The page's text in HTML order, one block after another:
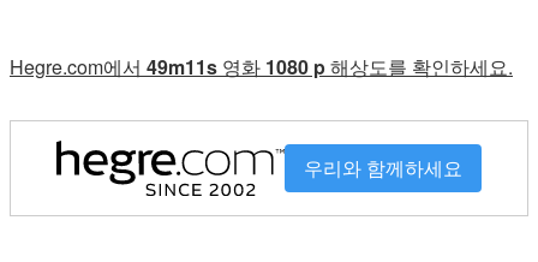
Hegre.com에서 49m11s 영화 1080 p해상도를 확인하세요.
우리와 함께하세요